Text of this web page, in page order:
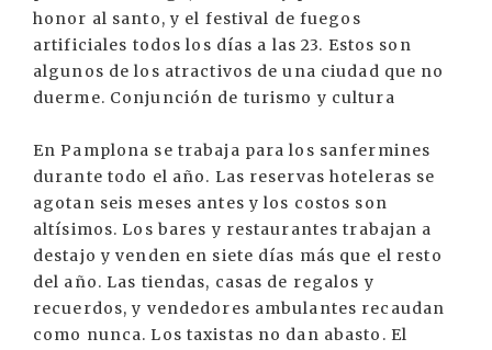
honor al santo, y el festival de fuegos
artificiales todos los días a las 23. Estos son
algunos de los atractivos de una ciudad que no
duerme. Conjunción de turismo y cultura
En Pamplona se trabaja para los sanfermines
durante todo el año. Las reservas hoteleras se
agotan seis meses antes y los costos son
altísimos. Los bares y restaurantes trabajan a
destajo y venden en siete días más que el resto
del año. Las tiendas, casas de regalos y
recuerdos, y vendedores ambulantes recaudan
como nunca. Los taxistas no dan abasto. El